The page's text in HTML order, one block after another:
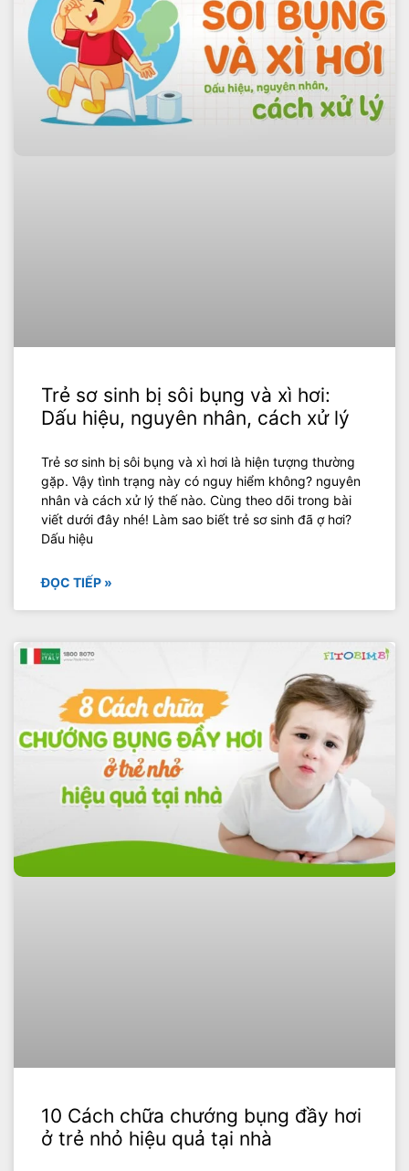
Trẻ sơ sinh bị sôi bụng và xì hơi:
Dấu hiệu, nguyên nhân, cách xử lý
Trẻ sơ sinh bị sôi bụng và xì hơi là hiện tượng thường
gặp. Vậy tình trạng này có nguy hiểm không? nguyên
nhân và cách xử lý thế nào. Cùng theo dõi trong bài
viết dưới đây nhé! Làm sao biết trẻ sơ sinh đã ợ hơi?
Dấu hiệu
ĐỌC TIẾP »
10 Cách chữa chướng bụng đầy hơi
ở trẻ nhỏ hiệu quả tại nhà